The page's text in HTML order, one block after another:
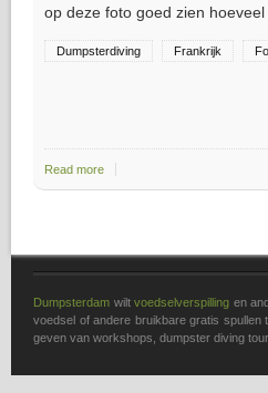
op deze foto goed zien hoeveel
Dumpsterdiving Frankrijk
Read more
Pages
Dumpsterdam wilt voedselverspilling en
voedsel of andere bruikbare gratis spullen
geven van workshops, dumpster diving